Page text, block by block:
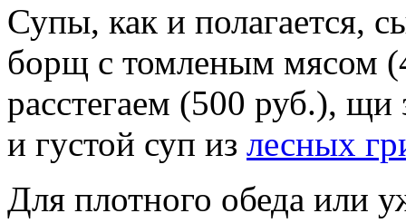
Супы, как и полагается,
борщ с томленым мясом
расстегаем (500 руб.),
и густой суп из лесных
Для плотного обеда или